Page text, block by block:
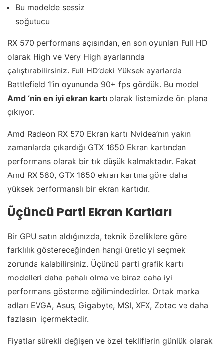
Bu modelde sessiz
soğutucu
RX 570 performans açısından, en son oyunları Full HD
olarak High ve Very High ayarlarında
çalıştırabilirsiniz. Full HD’deki Yüksek ayarlarda
Battlefield 1’in oyununda 90+ fps gördük. Bu model
Amd ‘nin en iyi ekran kartı olarak listemizde ön plana
çıkıyor.
Amd Radeon RX 570 Ekran kartı Nvidea’nın yakın
zamanlarda çıkardığı GTX 1650 Ekran kartından
performans olarak bir tık düşük kalmaktadır. Fakat
Amd RX 580, GTX 1650 ekran kartına göre daha
yüksek performanslı bir ekran kartıdır.
Üçüncü Parti Ekran Kartları
Bir GPU satın aldığınızda, teknik özelliklere göre
farklılık göstereceğinden hangi üreticiyi seçmek
zorunda kalabilirsiniz. Üçüncü parti grafik kartı
modelleri daha pahalı olma ve biraz daha iyi
performans gösterme eğilimindedirler. Ortak marka
adları EVGA, Asus, Gigabyte, MSI, XFX, Zotac ve daha
fazlasını içermektedir.
Fiyatlar sürekli değişen ve özel tekliflerin günlük olarak